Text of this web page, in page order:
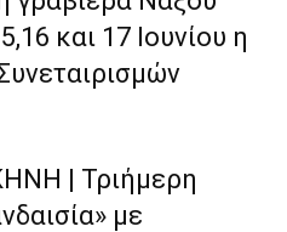
και 17 Ιουνίου η
| Τριήμερη
με